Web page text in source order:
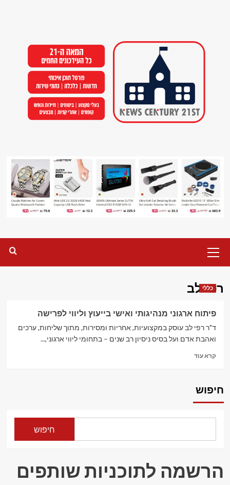
Menu
רפי לב
כללי
פיתוח ארגוני מנהיגותי ואישי בייעוץ וליווי לפרישה
ד"ר רפי לב עוסק במקצועיות, אחריות ומסירות, מתוך שליחות, ערכים
ואהבת אדם ועל בסיס ניסיון רב שנים – בתחומי ליווי ארגוני,...
קרא עודRead
מנהיגותי
לפרישה
חיפוש
חיפוש
הרשמה לתוכניות שותפים